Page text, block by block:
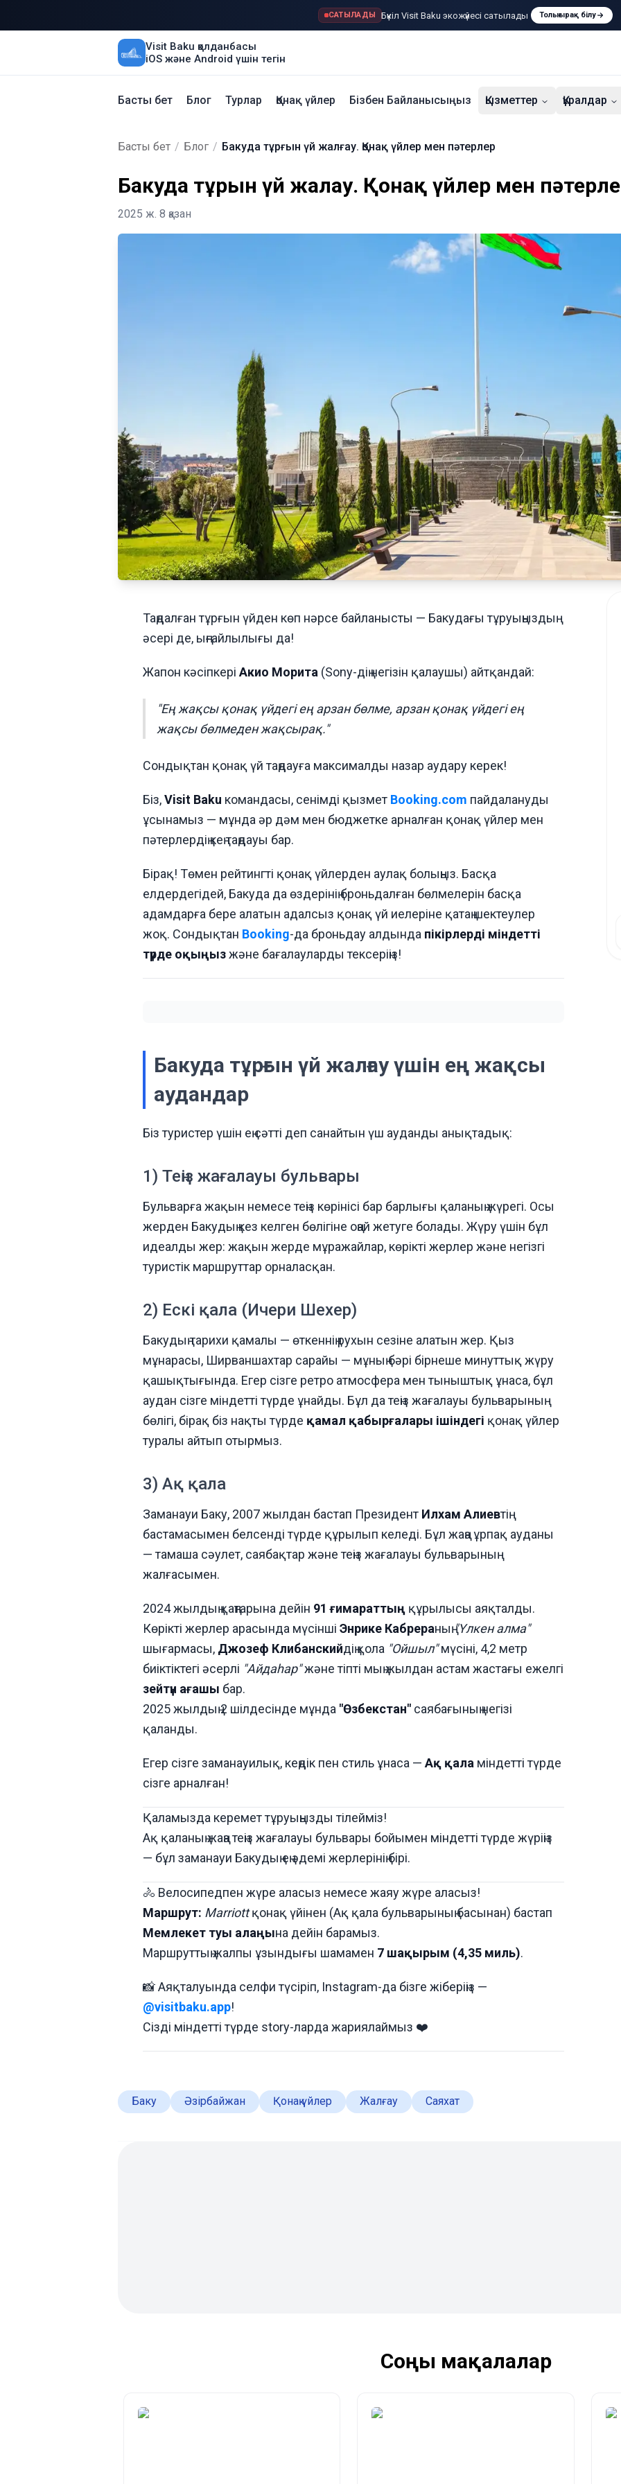
САТЫЛАДЫ Бүкіл Visit Baku экожүйесі сатылады Толығырақ білу
Visit Baku қолданбасы
iOS және Android үшін тегін
Басты бет Блог Турлар Қонақ үйлер Бізбен Байланысыңыз Қызметтер Құралдар
Басты бет / Блог / Бакуда тұрғын үй жалғау. Қонақ үйлер мен пәтерлер
Бакуда тұрғын үй жалғау. Қонақ үйлер мен
2025 ж. 8 қазан
Таңдалған тұрғын үйден көп нәрсе байланысты — Бакудағы тұруыңыздың
әсері де, ыңғайлылығы да!
Жапон кәсіпкері Акио Морита (Sony-дің негізін қалаушы) айтқандай:
"Ең жақсы қонақ үйдегі ең арзан бөлме, арзан қонақ үйдегі ең
жақсы бөлмеден жақсырақ."
Сондықтан қонақ үй таңдауға максималды назар аудару керек!
Біз,Visit Baku командасы, сенімді қызмет Booking.com пайдалануды
ұсынамыз — мұнда әр дәм мен бюджетке арналған қонақ үйлер мен
пәтерлердің кең таңдауы бар.
Бірақ! Төмен рейтингті қонақ үйлерден аулақ болыңыз. Басқа
елдердегідей, Бакуда да өздерінің броньдалған бөлмелерін басқа
адамдарға бере алатын адалсыз қонақ үй иелеріне қатаң шектеулер
жоқ. Сондықтан Booking-да броньдау алдында пікірлерді міндетті
түрде оқыңызжәне бағалауларды тексеріңіз!
Бакуда тұрғын үй жалғау үшін ең жақсы
аудандар
Біз туристер үшін ең сәтті деп санайтын үш ауданды анықтадық:
1) Теңіз жағалауы бульвары
Бульварға жақын немесе теңіз көрінісі бар барлығы қаланың жүрегі. Осы
жерден Бакудың кез келген бөлігіне оңай жетуге болады. Жүру үшін бұл
идеалды жер: жақын жерде мұражайлар, көрікті жерлер және негізгі
туристік маршруттар орналасқан.
2) Ескі қала (Ичери Шехер)
Бакудың тарихи қамалы — өткеннің рухын сезіне алатын жер. Қыз
мұнарасы, Ширваншахтар сарайы — мұның бәрі бірнеше минуттық жүру
қашықтығында. Егер сізге ретро атмосфера мен тыныштық ұнаса, бұл
аудан сізге міндетті түрде ұнайды. Бұл да теңіз жағалауы бульварының
бөлігі, бірақ біз нақты түрде қамал қабырғалары ішіндегі қонақ үйлер
туралы айтып отырмыз.
3) Ақ қала
Заманауи Баку, 2007 жылдан бастап Президент Илхам Алиевтің
бастамасымен белсенді түрде құрылып келеді. Бұл жаңа ұрпақ ауданы
— тамаша сәулет, саябақтар және теңіз жағалауы бульварының
жалғасымен.
2024 жылдың қаңтарына дейін 91 ғимараттың құрылысы аяқталды.
Көрікті жерлер арасында мүсінші Энрике Кабрераның"Үлкен алма"
шығармасы, Джозеф Клибанскийдің қола "Ойшыл"мүсіні, 4,2 метр
биіктіктегі әсерлі "Айдаһар"және тіпті мың жылдан астам жастағы ежелгі
зейтүн ағашы бар.
2025 жылдың 2 шілдесінде мұнда "Өзбекстан" саябағының негізі
қаланды.
Егер сізге заманауилық, кеңдік пен стиль ұнаса — Ақ қала міндетті түрде
сізге арналған!
Қаламызда керемет тұруыңызды тілейміз!
Ақ қаланың жаңа теңіз жағалауы бульвары бойымен міндетті түрде жүріңіз
— бұл заманауи Бакудың ең әдемі жерлерінің бірі.
🚴 Велосипедпен жүре аласыз немесе жаяу жүре аласыз!
Маршрут: Marriottқонақ үйінен (Ақ қала бульварының басынан) бастап
Мемлекет туы алаңына дейін барамыз.
Маршруттың жалпы ұзындығы шамамен 7 шақырым (4,35 миль).
📸 Аяқталуында селфи түсіріп, Instagram-да бізге жіберіңіз —
@visitbaku.app!
Сізді міндетті түрде story-ларда жариялаймыз ❤️
Баку Әзірбайжан Қонақ үйлер Жалғау Саяхат
Соңғы мақалалар